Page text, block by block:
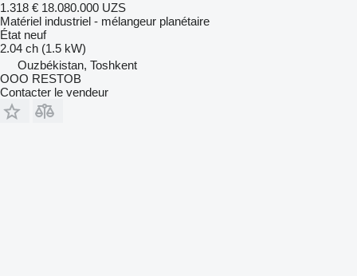
1.318 € 18.080.000 UZS
Matériel industriel - mélangeur planétaire
État neuf
2.04 ch (1.5 kW)
Ouzbékistan, Toshkent
OOO RESTOB
Contacter le vendeur